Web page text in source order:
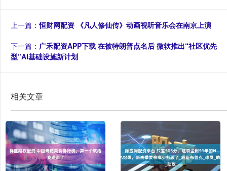
上一篇：恒财网配资 《凡人修仙传》动画视听音乐会在南京上演
下一篇： 广禾配资APP下载 在被特朗普点名后 微软推出“社区优先
型”AI基础设施新计划
相关文章